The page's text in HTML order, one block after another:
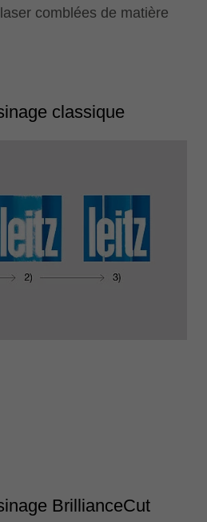
comblées de matière
classique
BrillianceCut